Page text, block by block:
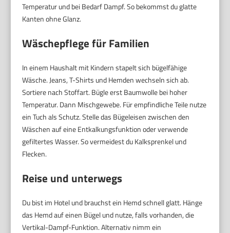
Temperatur und bei Bedarf Dampf. So bekommst du glatte
Kanten ohne Glanz.
Wäschepflege für Familien
In einem Haushalt mit Kindern stapelt sich bügelfähige
Wäsche. Jeans, T-Shirts und Hemden wechseln sich ab.
Sortiere nach Stoffart. Bügle erst Baumwolle bei hoher
Temperatur. Dann Mischgewebe. Für empfindliche Teile nutze
ein Tuch als Schutz. Stelle das Bügeleisen zwischen den
Wäschen auf eine Entkalkungsfunktion oder verwende
gefiltertes Wasser. So vermeidest du Kalksprenkel und
Flecken.
Reise und unterwegs
Du bist im Hotel und brauchst ein Hemd schnell glatt. Hänge
das Hemd auf einen Bügel und nutze, falls vorhanden, die
Vertikal-Dampf-Funktion. Alternativ nimm ein